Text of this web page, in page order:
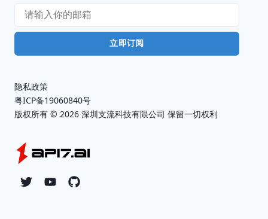
立即订阅
TwitterYouTubeGithub
隐私政策
粤ICP备19060840号
版权所有 © 2026 深圳支流科技有限公司 保留一切权利